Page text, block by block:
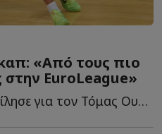
«Aπό τους πιο
EuroLeague»
Ο Νεμάνια Νέντοβιτς μίλησε για τον Τόμας Ουόκαπ και θ...